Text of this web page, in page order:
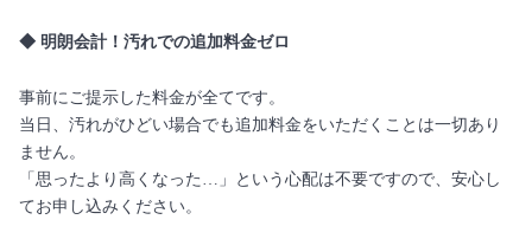
◆ 明朗会計！汚れでの追加料金ゼロ
事前にご提示した料金が全てです。
当日、汚れがひどい場合でも追加料金をいただくことは一切あり
ません。
「思ったより高くなった…」という心配は不要ですので、安心し
てお申し込みください。